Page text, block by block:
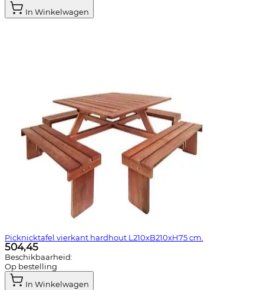
In Winkelwagen
Picknicktafel vierkant hardhout L210xB210xH75 cm.
504,45
Beschikbaarheid:
Op bestelling
In Winkelwagen